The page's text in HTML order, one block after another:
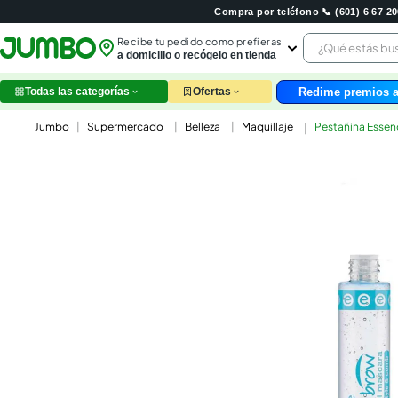
Compra por teléfono 📞 (601) 6 67
Recibe tu pedido como prefieras
a domicilio o recógelo en tienda
¿Qué estás
leche
queso
pollo
carne
Todas las categorías Ofertas Redime premios
Supermercado Belleza Maquillaje Pestañina